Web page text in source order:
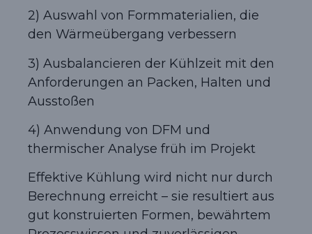
2) Auswahl von Formmaterialien, die
den Wärmeübergang verbessern
3) Ausbalancieren der Kühlzeit mit den
Anforderungen an Packen, Halten und
Ausstoßen
4) Anwendung von DFM und
thermischer Analyse früh im Projekt
Effektive Kühlung wird nicht nur durch
Berechnung erreicht – sie resultiert aus
gut konstruierten Formen, bewährtem